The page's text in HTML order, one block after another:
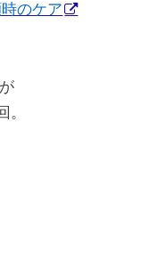
のケア
。